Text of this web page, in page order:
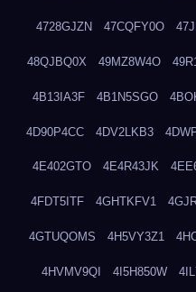
4728GJZN 47CQFY0O
48QJBQ0X 49MZ8W4O
4B13IA3F 4B1N5SGO
4D90P4CC 4DV2LKB3
4E402GTO 4E4R43JK
4FDT5ITF 4GHTKFV1
4GTUQOMS 4H5VY3Z1
4HVMV9QI 4I5H850W